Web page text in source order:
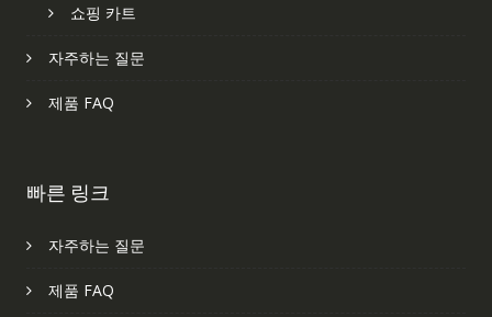
쇼핑 카트
자주하는 질문
제품 FAQ
빠른 링크
자주하는 질문
제품 FAQ